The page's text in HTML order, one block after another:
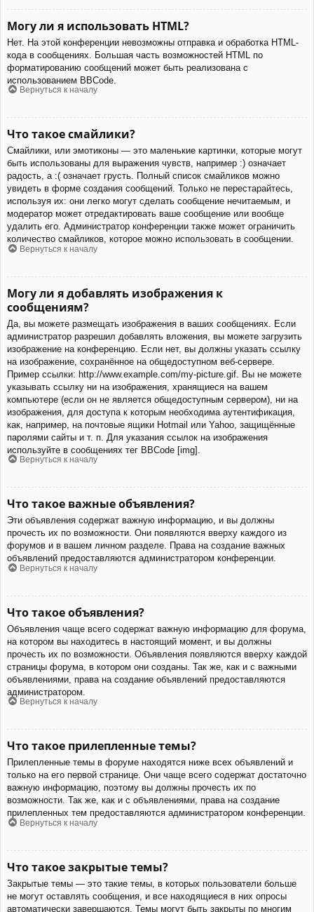
Могу ли я использовать HTML?
Нет. На этой конференции невозможны отправка и обработка HTML-
кода в сообщениях. Большая часть возможностей HTML по
форматированию сообщений может быть реализована с
использованием BBCode.
Вернуться к началу
Что такое смайлики?
Смайлики, или эмотиконы — это маленькие картинки, которые могут
быть использованы для выражения чувств, например :) означает
радость, а :( означает грусть. Полный список смайликов можно
увидеть в форме создания сообщений. Только не перестарайтесь,
используя их: они легко могут сделать сообщение нечитаемым, и
модератор может отредактировать ваше сообщение или вообще
удалить его. Администратор конференции также может ограничить
количество смайликов, которое можно использовать в сообщении.
Вернуться к началу
Могу ли я добавлять изображения к
сообщениям?
Да, вы можете размещать изображения в ваших сообщениях. Если
администратор разрешил добавлять вложения, вы можете загрузить
изображение на конференцию. Если нет, вы должны указать ссылку
на изображение, сохранённое на общедоступном веб-сервере.
Пример ссылки: http://www.example.com/my-picture.gif. Вы не можете
указывать ссылку ни на изображения, хранящиеся на вашем
компьютере (если он не является общедоступным сервером), ни на
изображения, для доступа к которым необходима аутентификация,
как, например, на почтовые ящики Hotmail или Yahoo, защищённые
паролями сайты и т. п. Для указания ссылок на изображения
используйте в сообщениях тег BBCode [img].
Вернуться к началу
Что такое важные объявления?
Эти объявления содержат важную информацию, и вы должны
прочесть их по возможности. Они появляются вверху каждого из
форумов и в вашем личном разделе. Права на создание важных
объявлений предоставляются администратором конференции.
Вернуться к началу
Что такое объявления?
Объявления чаще всего содержат важную информацию для форума,
на котором вы находитесь в настоящий момент, и вы должны
прочесть их по возможности. Объявления появляются вверху каждой
страницы форума, в котором они созданы. Так же, как и с важными
объявлениями, права на создание объявлений предоставляются
администратором.
Вернуться к началу
Что такое прилепленные темы?
Прилепленные темы в форуме находятся ниже всех объявлений и
только на его первой странице. Они чаще всего содержат достаточно
важную информацию, поэтому вы должны прочесть их по
возможности. Так же, как и с объявлениями, права на создание
прилепленных тем предоставляются администратором конференции.
Вернуться к началу
Что такое закрытые темы?
Закрытые темы — это такие темы, в которых пользователи больше
не могут оставлять сообщения, и все находящиеся в них опросы
автоматически завершаются. Темы могут быть закрыты по многим